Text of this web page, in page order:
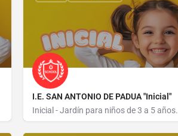
I.E. SAN ANTONIO DE PADUA "Inicial"
Inicial - Jardín para niños de 3 a 5 años.